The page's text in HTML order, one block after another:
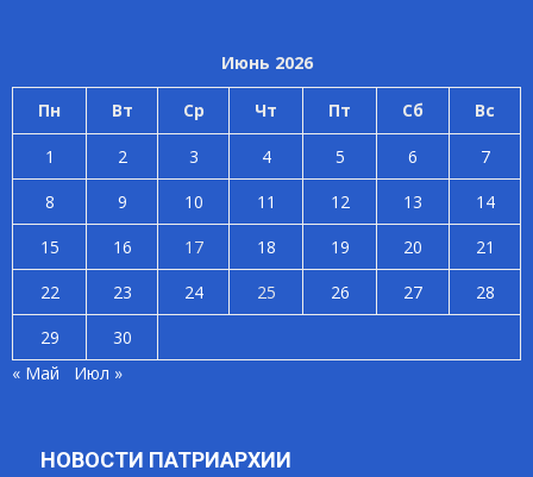
Июнь 2026
Пн Вт Ср Чт Пт Сб Вс
1 2 3 4 5 6
7
8
9 10 11 12 13
14
15
16 17 18 19 20
21
22
23 24 25 26 27
28
29
30
« Май
Июл »
НОВОСТИ ПАТРИАРХИИ